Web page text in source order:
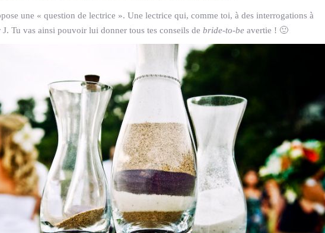
une « question de lectrice ». Une lectrice qui, comme toi, à des interrogations à
J. Tu vas ainsi pouvoir lui donner tous tes conseils de bride-to-be avertie ! 🙂